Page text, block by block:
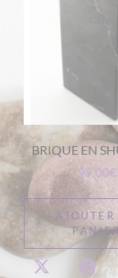
BRIQUE EN
95,00€
AJOUTER